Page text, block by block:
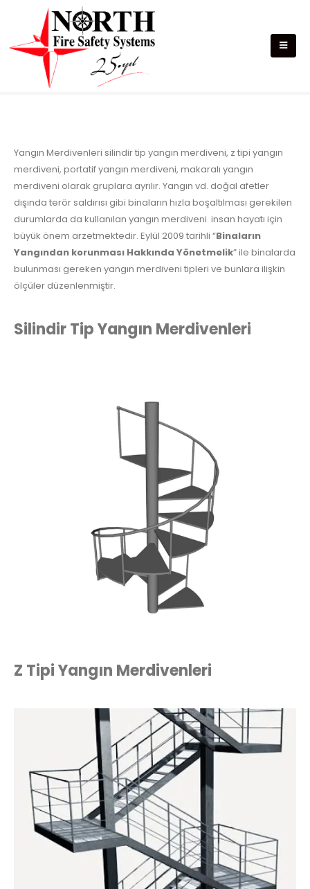
Yangın Merdivenleri
Yangın Merdivenleri silindir tip yangın merdiveni, z tipi yangın
merdiveni, portatif yangın merdiveni, makaralı yangın
merdiveni olarak gruplara ayrılır. Yangın vd. doğal afetler
dışında terör saldırısı gibi binaların hızla boşaltılması gerekilen
durumlarda da kullanılan yangın merdiveni insan hayatı için
büyük önem arzetmektedir. Eylül 2009 tarihli “Binaların
Yangından korunması Hakkında Yönetmelik” ile binalarda
bulunması gereken yangın merdiveni tipleri ve bunlara ilişkin
ölçüler düzenlenmiştir.
Silindir Tip Yangın Merdivenleri
Z Tipi Yangın Merdivenleri